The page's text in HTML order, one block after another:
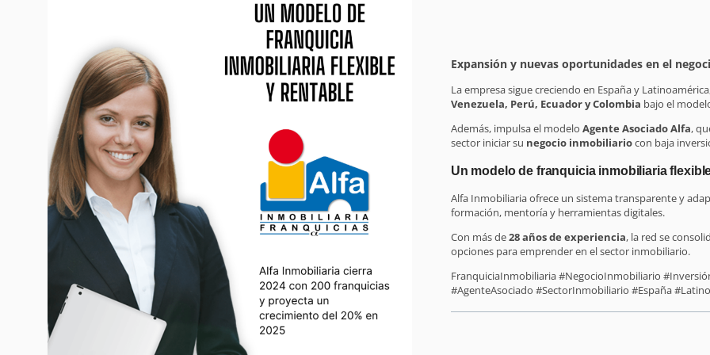
Expansión y nuevas oportunidades en el
La empresa sigue creciendo en España y
Venezuela, Perú, Ecuador y Colombia bajo el
Además, impulsa el modelo Agente Asociado Alfa,
sector iniciar su negocio inmobiliariocon baja
Un modelo de franquicia inmobiliaria
Alfa Inmobiliaria ofrece un sistema transparente y
formación, mentoría y herramientas digitales.
Con más de28 años de experiencia, la red se
opciones para emprender en el sector inmobiliario.
FranquiciaInmobiliaria #NegocioInmobiliario
#AgenteAsociado #SectorInmobiliario #España